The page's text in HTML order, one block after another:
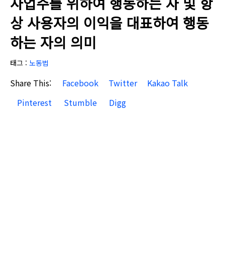
상 사용자의 이익을 대표하여 행동
하는 자의 의미
태그 : 노동법
Share This: Facebook Twitter
Kakao Talk
Pinterest
Stumble Digg